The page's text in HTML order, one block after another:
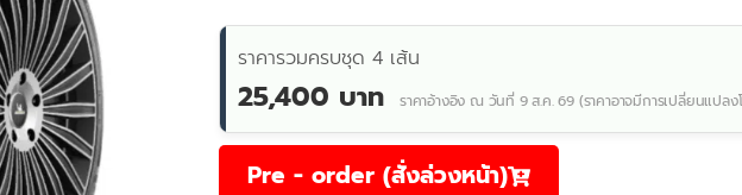
ราคารวมครบชุด 4 เส้น
25,400 บาท ราคาอ้างอิง ณ วันที่ 9 ส.ค. 69 (ราคาอาจมีการเปลี่ยนแปล
Pre - order (สั่งล่วงหน้า)